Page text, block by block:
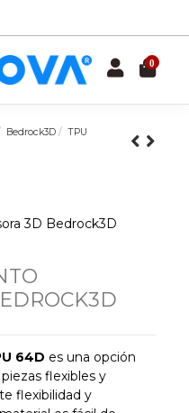
0
Bedrock3D
TPU
64D es una opción
flexibles y
flexibilidad y